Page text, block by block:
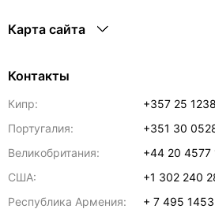
Карта сайта
Контакты
Кипр:
+357 25
Португалия:
+351 30
Великобритания:
+44 20 4577
США:
+1 302 240
Республика Армения:
+ 7 495